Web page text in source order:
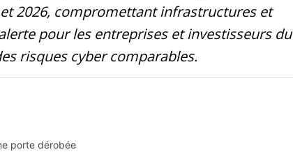
2026, compromettant infrastructures et
pour les entreprises et investisseurs du
risques cyber comparables.
porte dérobée